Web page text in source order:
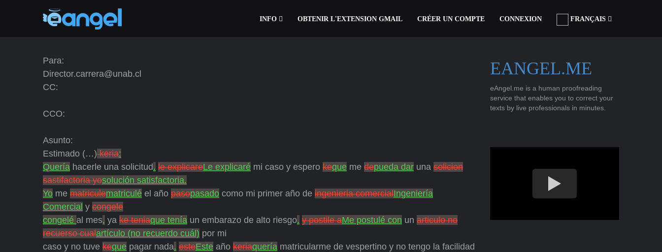
INFO OBTENIR L'EXTENSION GMAIL CRÉER UN COMPTE CONNEXION FRANÇAIS
Para:
Director.carrera@unab.cl
CC:
CCO:
Asunto:
Estimado (…)keria:
Quería hacerle una solicitud. le explicareLe explicaré mi caso y espero keque me depueda dar una solicion
sastifactoria yosolución satisfactoria.
Yo me matriculematriculé el año pasopasado como mi primer año de ingenieria comercialIngeniería
Comercial y congele
congelé al mes, ya ke teniaque tenía un embarazo de alto riesgo. y postile aMe postulé con un articulo no
recuerso cualartículo (no recuerdo cuál) por mi
caso y no tuve keque pagar nada. esteEste año keriaquería matricularme de vespertino y no tengo la facilidad
EANGEL.ME
eAngel.me is a human proofreading
service that enables you to correct your
texts by live professionals in minutes.